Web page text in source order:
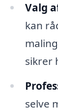
Valg
kan
sikrer
selve